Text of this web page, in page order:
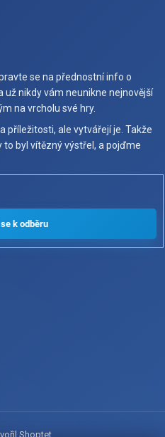
se na přednostní info o
už nikdy vám neunikne nejnovější
na vrcholu své hry.
příležitosti, ale vytvářejí je. Takže
to byl vítězný výstřel, a pojďme
Shoptet